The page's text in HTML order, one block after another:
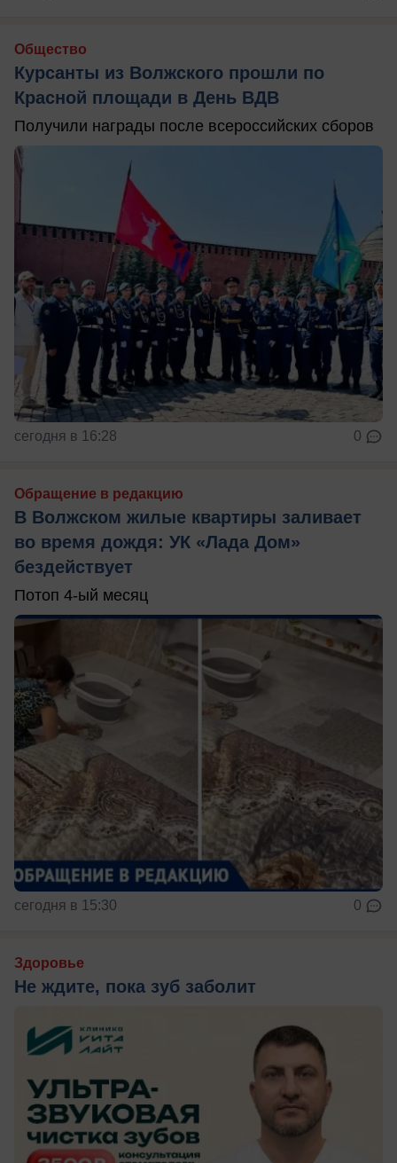
Общество
Курсанты из Волжского прошли по
Красной площади в День ВДВ
Получили награды после всероссийских сборов
сегодня в 16:28 0
Обращение в редакцию
В Волжском жилые квартиры заливает
во время дождя: УК «Лада Дом»
бездействует
Потоп 4-ый месяц
сегодня в 15:30 0
Здоровье
Не ждите, пока зуб заболит